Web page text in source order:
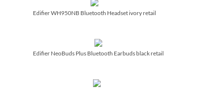
Edifier WH950NB Bluetooth Headset ivory retail
Edifier NeoBuds Plus Bluetooth Earbuds black retail